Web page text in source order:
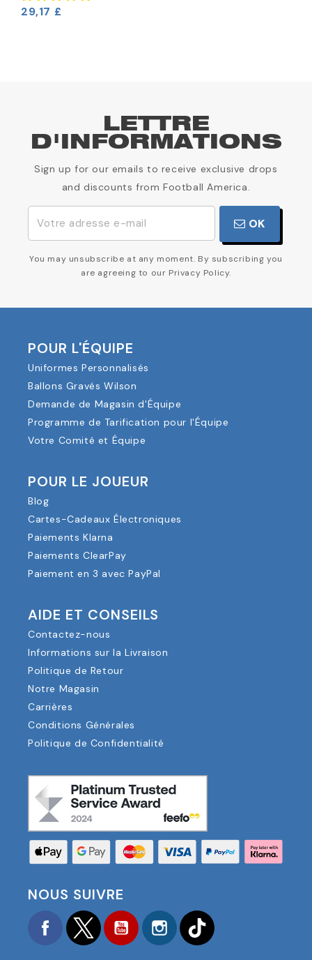
29,17 £
LETTRE
D'INFORMATIONS
Sign up for our emails to receive exclusive drops
and discounts from Football America.
OK
You may unsubscribe at any moment. By subscribing you
are agreeing to our Privacy Policy.
POUR L'ÉQUIPE
Uniformes Personnalisés
Ballons Gravés Wilson
Demande de Magasin d'Équipe
Programme de Tarification pour l'Équipe
Votre Comité et Équipe
POUR LE JOUEUR
Blog
Cartes-Cadeaux Électroniques
Paiements Klarna
Paiements ClearPay
Paiement en 3 avec PayPal
AIDE ET CONSEILS
Contactez-nous
Informations sur la Livraison
Politique de Retour
Notre Magasin
Carrières
Conditions Générales
Politique de Confidentialité
NOUS SUIVRE
FacebookTwitter YouTubeInstagram